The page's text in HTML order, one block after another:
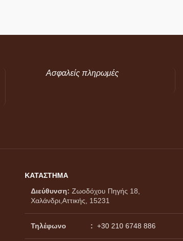
Ασφαλείς πληρωμές
ΚΑΤΑΣΤΗΜΑ
Διεύθυνση: Ζωοδόχου Πηγής 18,
Χαλάνδρι,Αττικής, 15231
Τηλέφωνο : +30 210 6748 886